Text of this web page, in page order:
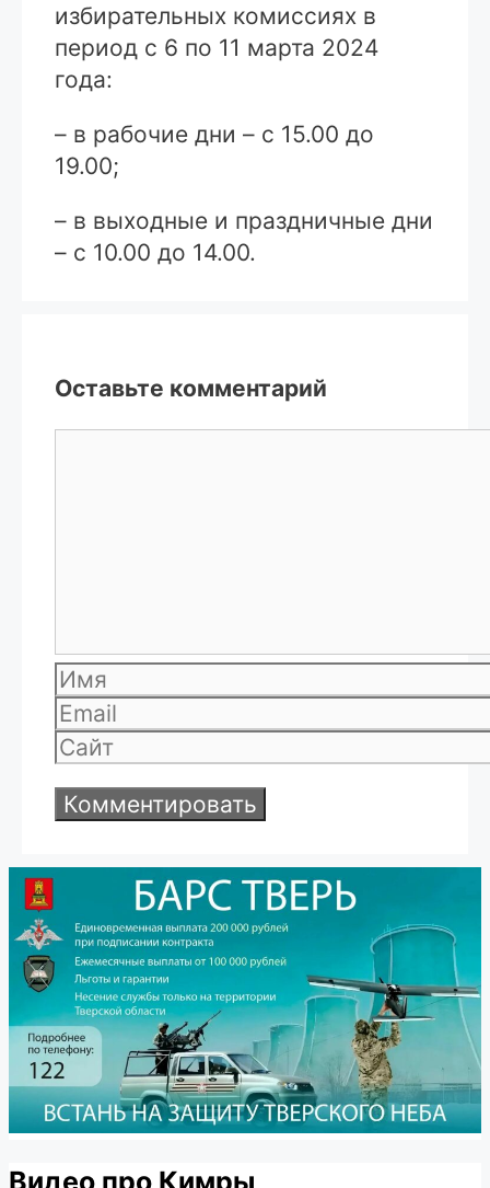
избирательных комиссиях в
период с 6 по 11 марта 2024
года:
– в рабочие дни – с 15.00 до
19.00;
– в выходные и праздничные дни
– с 10.00 до 14.00.
Оставьте комментарий
Имя
Email
Сайт
Видео про Кимры